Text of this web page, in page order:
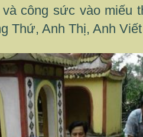
công sức vào miếu
Thứ, Anh Thị, Anh